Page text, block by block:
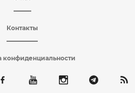
Контакты
конфиденциальности